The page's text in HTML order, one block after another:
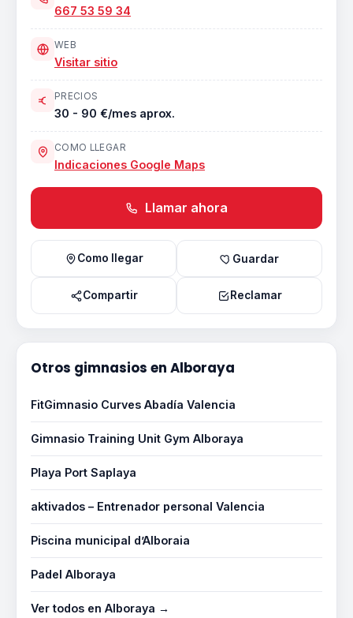
667 53 59 34
WEB
Visitar sitio
PRECIOS
30 - 90 €/mes aprox.
COMO LLEGAR
Indicaciones Google Maps
Llamar ahora
Como llegar Guardar
Compartir Reclamar
Otros gimnasios en Alboraya
FitGimnasio Curves Abadía Valencia
Gimnasio Training Unit Gym Alboraya
Playa Port Saplaya
aktivados – Entrenador personal Valencia
Piscina municipal d’Alboraia
Padel Alboraya
Ver todos en Alboraya →